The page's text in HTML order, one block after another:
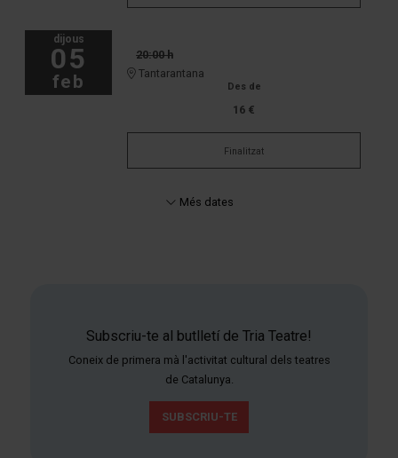
dijous
05
feb
20:00 h
Tantarantana
Des de
16 €
Finalitzat
Més dates
Subscriu-te al butlletí de Tria Teatre!
Coneix de primera mà l'activitat cultural dels teatres
de Catalunya.
SUBSCRIU-TE